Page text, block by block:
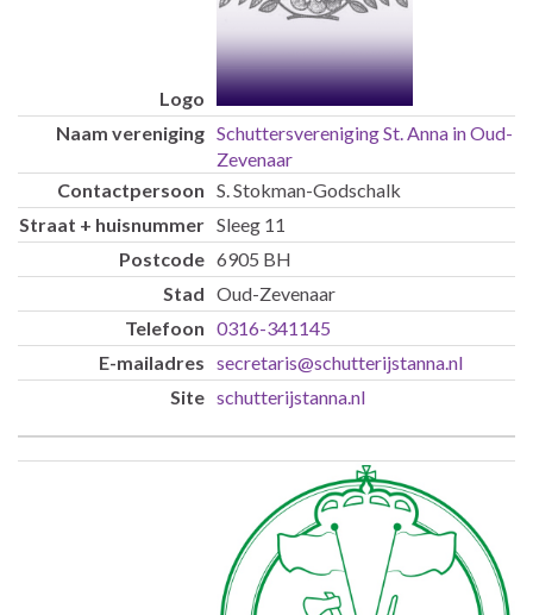
Schuttersvereniging St. Anna in Oud-
Zevenaar
S. Stokman-Godschalk
Sleeg 11
6905 BH
Oud-Zevenaar
0316-341145
secretaris@schutterijstanna.nl
schutterijstanna.nl